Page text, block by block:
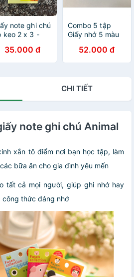
note ghi chú
keo 2 x 3 -
35.000 đ
Combo 5 tập
Giấy nhớ 5 màu
52.000 đ
CHI TIẾT
note ghi chú Animal
xắn tô điểm nơi bạn học tập, làm
bữa ăn cho gia đình yêu mến
tất cả mọi người, giúp ghi nhớ hay
công thức đáng nhớ